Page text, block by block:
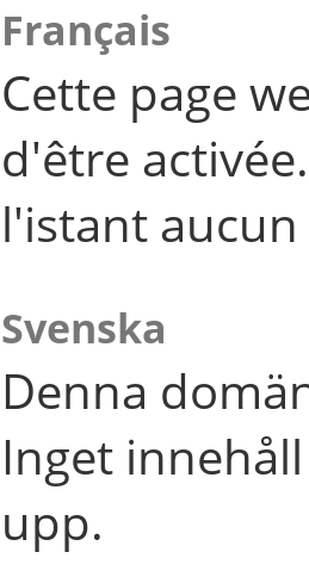
Français
Cette page
d'être
l'istant
Svenska
Denna
Inget
upp.